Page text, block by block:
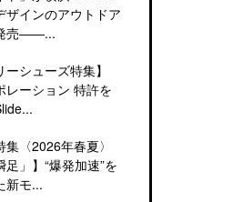
ザインのアウトドア
売――...
ーシューズ特集】
レーション 特許を
集〈2026年春夏〉
」】“爆発加速”を
新モ...